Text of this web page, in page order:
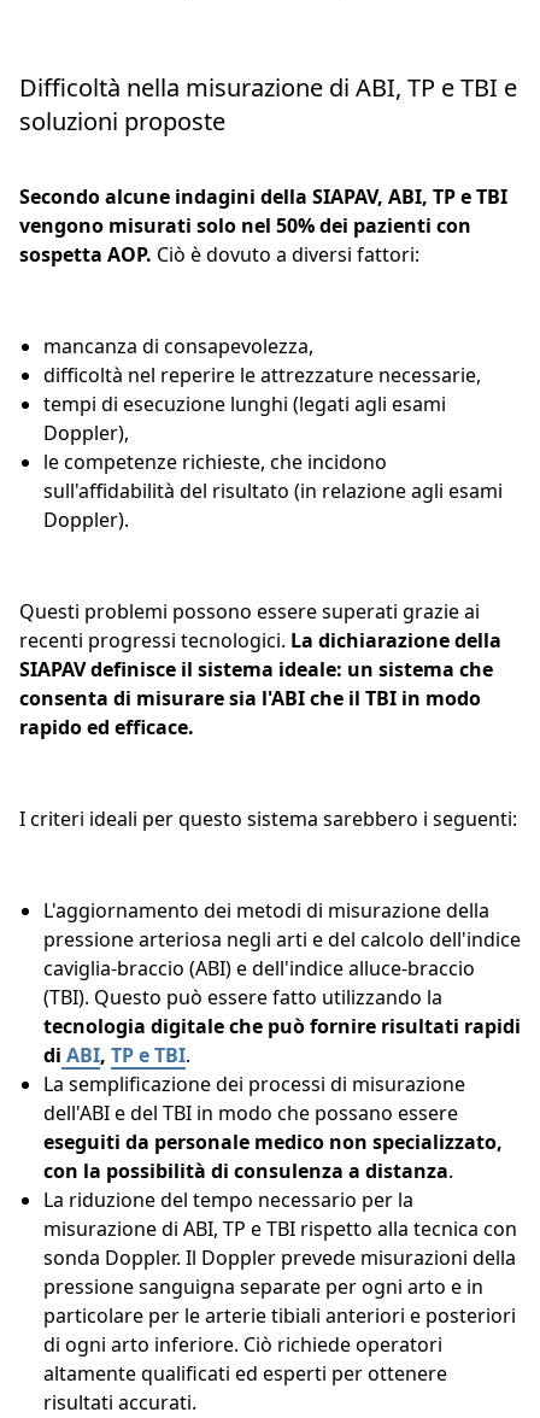
Difficoltà nella misurazione di ABI, TP e TBI e
soluzioni proposte
Secondo alcune indagini della SIAPAV, ABI, TP e TBI
vengono misurati solo nel 50% dei pazienti con
sospetta AOP. Ciò è dovuto a diversi fattori:
mancanza di consapevolezza,
difficoltà nel reperire le attrezzature necessarie,
tempi di esecuzione lunghi (legati agli esami
Doppler),
le competenze richieste, che incidono
sull'affidabilità del risultato (in relazione agli esami
Doppler).
Questi problemi possono essere superati grazie ai
recenti progressi tecnologici. La dichiarazione della
SIAPAV definisce il sistema ideale: un sistema che
consenta di misurare sia l'ABI che il TBI in modo
rapido ed efficace.
I criteri ideali per questo sistema sarebbero i seguenti:
L'aggiornamento dei metodi di misurazione della
pressione arteriosa negli arti e del calcolo dell'indice
caviglia-braccio (ABI) e dell'indice alluce-braccio
(TBI). Questo può essere fatto utilizzando la
tecnologia digitale che può fornire risultati rapidi
di ABI, TP e TBI.
La semplificazione dei processi di misurazione
dell'ABI e del TBI in modo che possano essere
eseguiti da personale medico non specializzato,
con la possibilità di consulenza a distanza.
La riduzione del tempo necessario per la
misurazione di ABI, TP e TBI rispetto alla tecnica con
sonda Doppler. Il Doppler prevede misurazioni della
pressione sanguigna separate per ogni arto e in
particolare per le arterie tibiali anteriori e posteriori
di ogni arto inferiore. Ciò richiede operatori
altamente qualificati ed esperti per ottenere
risultati accurati.